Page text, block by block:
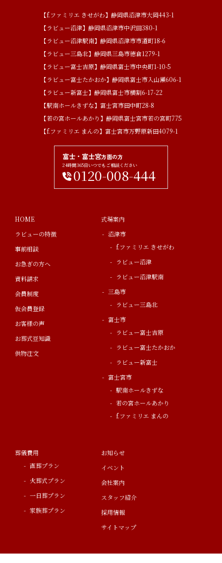
【f.ファミリエ きせがわ】静岡県沼津市大岡443-1
【ラビュー沼津】静岡県沼津市中沢田380-1
【ラビュー沼津駅南】静岡県沼津市市道町18-6
【ラビュー三島北】静岡県三島市徳倉1279-1
【ラビュー富士吉原】静岡県富士市中央町1-10-5
【ラビュー富士たかおか】静岡県富士市入山瀬606-1
【ラビュー新富士】静岡県富士市横割6-17-22
【駅南ホールきずな】富士宮市田中町28-8
【若の宮ホールあかり】静岡県富士宮市若の宮町775
【f.ファミリエ まんの】富士宮市万野原新田4079-1
富士・富士宮方面の方
24時間365日いつでもご相談ください
0120-008-444
HOME
ラビューの特徴
事前相談
お急ぎの方へ
資料請求
会員制度
仮会員登録
お客様の声
お葬式豆知識
供物注文
式場案内
沼津市
f.ファミリエ きせがわ
ラビュー沼津
ラビュー沼津駅南
三島市
ラビュー三島北
富士市
ラビュー富士吉原
ラビュー富士たかおか
ラビュー新富士
富士宮市
駅南ホールきずな
若の宮ホールあかり
f.ファミリエ まんの
葬儀費用
直葬プラン
火葬式プラン
一日葬プラン
家族葬プラン
お知らせ
イベント
会社案内
スタッフ紹介
採用情報
サイトマップ